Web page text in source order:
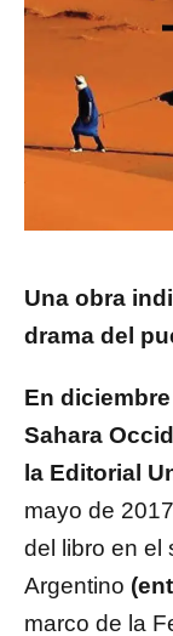
Una obra
drama del
En
Sahara
la Editorial
mayo de
del libro en el
Argentino
marco de la